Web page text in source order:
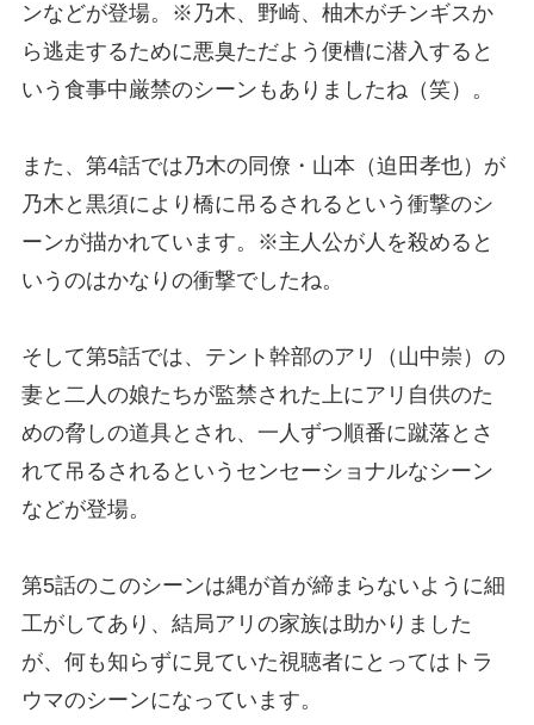
ンなどが登場。※乃木、野崎、柚木がチンギスか
ら逃走するために悪臭ただよう便槽に潜入すると
いう食事中厳禁のシーンもありましたね（笑）。
また、第4話では乃木の同僚・山本（迫田孝也）が
乃木と黒須により橋に吊るされるという衝撃のシ
ーンが描かれています。※主人公が人を殺めると
いうのはかなりの衝撃でしたね。
そして第5話では、テント幹部のアリ（山中崇）の
妻と二人の娘たちが監禁された上にアリ自供のた
めの脅しの道具とされ、一人ずつ順番に蹴落とさ
れて吊るされるというセンセーショナルなシーン
などが登場。
第5話のこのシーンは縄が首が締まらないように細
工がしてあり、結局アリの家族は助かりました
が、何も知らずに見ていた視聴者にとってはトラ
ウマのシーンになっています。